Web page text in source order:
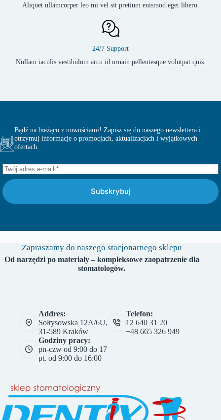
Aliquet ullamcorper leo mi vel sit pretium euismod eget libero.
24/7 Support
Nullam iaculis vestibulum arcu id urnain pellentesque volutpat quis.
Bądź na bieżąco z nowościami! Zapisz się do naszego newslettera i
otrzymuj informacje o promocjach, aktualizacjach i wyjątkowych
ofertach.
Subskrybuj
Zapraszamy do naszego stacjonarnego sklepu
Od narzędzi po materiały – kompleksowe zaopatrzenie dla
stomatologów.
Addres:
Sołtysowska 12A/6U,
31-589 Kraków
Telefon:
12 640 31 20
+48 665 326 949
Godziny pracy:
pn-czw od 9:00 do 17
pt. od 9:00 do 16:00